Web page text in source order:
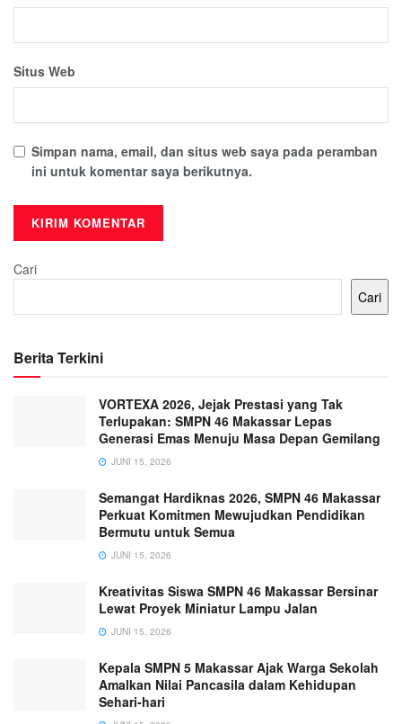
Situs Web
Simpan nama, email, dan situs web saya pada peramban
ini untuk komentar saya berikutnya.
Cari
Cari
Berita Terkini
VORTEXA 2026, Jejak Prestasi yang Tak
Terlupakan: SMPN 46 Makassar Lepas
Generasi Emas Menuju Masa Depan Gemilang
JUNI 15, 2026
Semangat Hardiknas 2026, SMPN 46 Makassar
Perkuat Komitmen Mewujudkan Pendidikan
Bermutu untuk Semua
JUNI 15, 2026
Kreativitas Siswa SMPN 46 Makassar Bersinar
Lewat Proyek Miniatur Lampu Jalan
JUNI 15, 2026
Kepala SMPN 5 Makassar Ajak Warga Sekolah
Amalkan Nilai Pancasila dalam Kehidupan
Sehari-hari